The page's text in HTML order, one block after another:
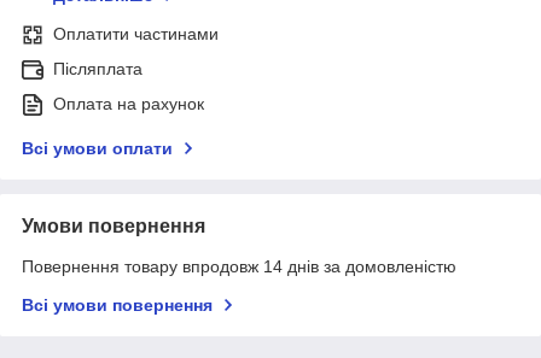
Оплатити частинами
Післяплата
Оплата на рахунок
Всі умови оплати
Умови повернення
Повернення товару впродовж 14 днів за домовленістю
Всі умови повернення